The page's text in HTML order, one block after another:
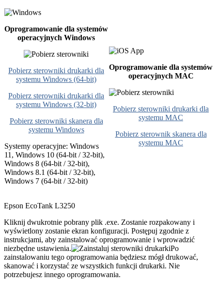
Oprogramowanie dla systemów
operacyjnych Windows
Pobierz sterowniki drukarki dla
systemu Windows (64-bit)
Pobierz sterowniki drukarki dla
systemu Windows (32-bit)
Pobierz sterowniki skanera dla
systemu Windows
Systemy operacyjne: Windows
11, Windows 10 (64-bit / 32-bit),
Windows 8 (64-bit / 32-bit),
Windows 8.1 (64-bit / 32-bit),
Windows 7 (64-bit / 32-bit)
Oprogramowanie dla systemów
operacyjnych MAC
Pobierz sterowniki drukarki dla
systemu MAC
Pobierz sterownik skanera dla
systemu MAC
Epson EcoTank L3250
Kliknij dwukrotnie pobrany plik .exe. Zostanie rozpakowany i
wyświetlony zostanie ekran konfiguracji. Postępuj zgodnie z
instrukcjami, aby zainstalować oprogramowanie i wprowadzić
niezbędne ustawienia.
Po
zainstalowaniu tego oprogramowania będziesz mógł drukować,
skanować i korzystać ze wszystkich funkcji drukarki. Nie
potrzebujesz innego oprogramowania.